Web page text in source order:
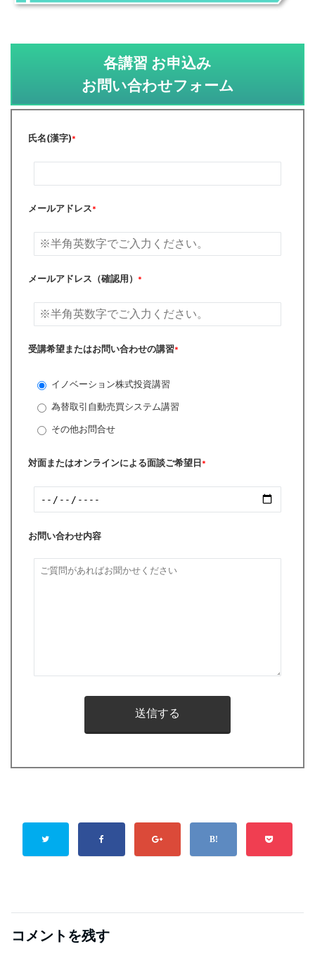
各講習 お申込み
お問い合わせフォーム
氏名(漢字)*
メールアドレス*
メールアドレス（確認用） *
受講希望またはお問い合わせの講習*
イノベーション株式投資講習
為替取引自動売買システム講習
その他お問合せ
対面またはオンラインによる面談ご希望日*
お問い合わせ内容
コメントを残す